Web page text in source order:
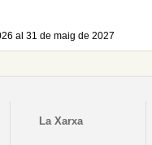
al 31 de maig de 2027
La Xarxa